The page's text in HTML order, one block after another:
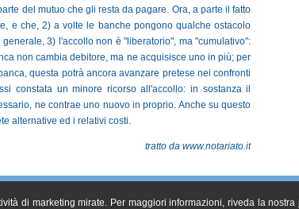
di marketing mirate. Per maggiori informazioni, riveda la nostra
del mutuo che gli resta da pagare. Ora, a parte il fatto
e che, 2) a volte le banche pongono qualche ostacolo
3) l'accollo non è "liberatorio", ma "cumulativo":
non cambia debitore, ma ne acquisisce uno in più; per
questa potrà ancora avanzare pretese nei confronti
constata un minore ricorso all'accollo: in sostanza il
ne contrae uno nuovo in proprio. Anche su questo
alternative ed i relativi costi.
tratto da www.notariato.it